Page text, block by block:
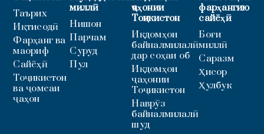
Таърих
Иқтисодӣ
Фарҳанг ва
маориф
Сайёҳӣ
Тоҷикистон
ва ҷомеаи
ҷаҳон
миллӣ
Нишон
Парчам
Суруд
Пул
ҷаҳонии
Тоҷикистон
Иқдомҳои
байналмилалӣ
дар соҳаи об
Иқдомҳои
ҷаҳонии
Тоҷикистон
Наврӯз
байналмилалӣ
шуд
фарҳангию
сайёҳӣ
Боғи
миллӣ
Саразм
Ҳисор
Ҳулбук